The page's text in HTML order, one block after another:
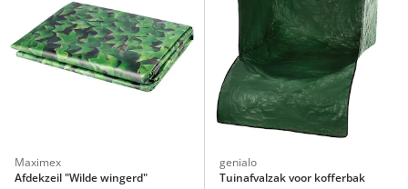
Maximex
Afdekzeil "Wilde wingerd"
genialo
Tuinafvalzak voor kofferbak